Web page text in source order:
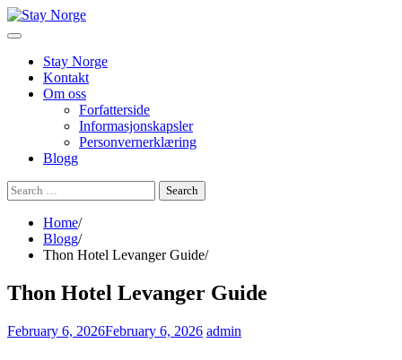
Skip
to
Stay Norge
Kontakt
Om oss
Forfatterside
Informasjonskapsler
Personvernerklæring
Blogg
Search
for:
Home
Blogg
Thon Hotel Levanger Guide
Thon Hotel Levanger Guide
February 6, 2026February 6, 2026 admin